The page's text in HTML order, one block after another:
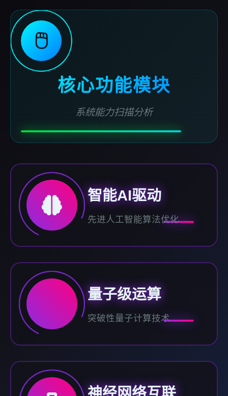
🖱️
核心功能模块
系统能力扫描分析
智能AI驱动
先进人工智能算法优化
量子级运算
突破性量子计算技术